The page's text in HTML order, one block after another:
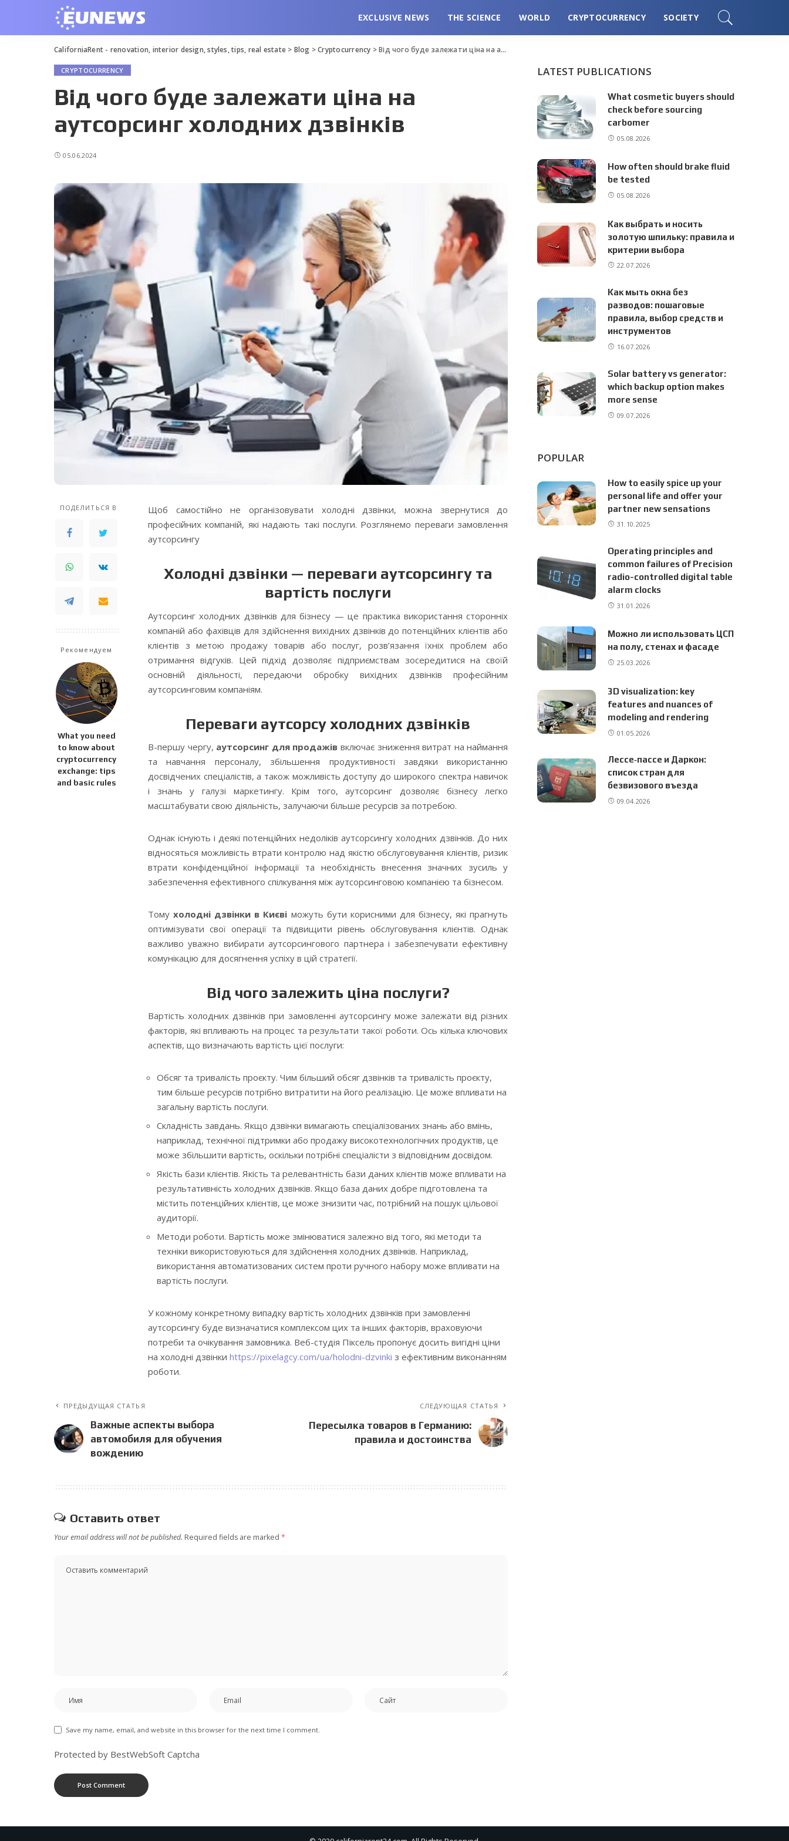
EXCLUSIVE NEWS THE SCIENCE WORLD CRYPTOCURRENCY SOCIETY
CaliforniaRent - renovation, interior design, styles, tips, real estate> Blog >Cryptocurrency >Від чого буде залежати ціна на аутсорсинг холодних дзвінків
CRYPTOCURRENCY
Від чого буде залежати ціна на
аутсорсинг холодних дзвінків
05.06.2024
ПОДЕЛИТЬСЯ В
Рекомендуем
What you need
to know about
cryptocurrency
exchange: tips
and basic rules
Щоб самостійно не організовувати холодні дзвінки, можна звернутися до
професійних компаній, які надають такі послуги. Розглянемо переваги замовлення
аутсорсингу
Холодні дзвінки — переваги аутсорсингу та
вартість послуги
Аутсорсинг холодних дзвінків для бізнесу — це практика використання сторонніх
компаній або фахівців для здійснення вихідних дзвінків до потенційних клієнтів або
клієнтів з метою продажу товарів або послуг, розв’язання їхніх проблем або
отримання відгуків. Цей підхід дозволяє підприємствам зосередитися на своїй
основній діяльності, передаючи обробку вихідних дзвінків професійним
аутсорсинговим компаніям.
Переваги аутсорсу холодних дзвінків
В-першу чергу, аутсорсинг для продажів включає зниження витрат на наймання
та навчання персоналу, збільшення продуктивності завдяки використанню
досвідчених спеціалістів, а також можливість доступу до широкого спектра навичок
і знань у галузі маркетингу. Крім того, аутсорсинг дозволяє бізнесу легко
масштабувати свою діяльність, залучаючи більше ресурсів за потребою.
Однак існують і деякі потенційних недоліків аутсорсингу холодних дзвінків. До них
відносяться можливість втрати контролю над якістю обслуговування клієнтів, ризик
втрати конфіденційної інформації та необхідність внесення значних зусиль у
забезпечення ефективного спілкування між аутсорсинговою компанією та бізнесом.
Томухолодні дзвінки в Києві можуть бути корисними для бізнесу, які прагнуть
оптимізувати свої операції та підвищити рівень обслуговування клієнтів. Однак
важливо уважно вибирати аутсорсингового партнера і забезпечувати ефективну
комунікацію для досягнення успіху в цій стратегії.
Від чого залежить ціна послуги?
Вартість холодних дзвінків при замовленні аутсорсингу може залежати від різних
факторів, які впливають на процес та результати такої роботи. Ось кілька ключових
аспектів, що визначають вартість цієї послуги:
Обсяг та тривалість проєкту. Чим більший обсяг дзвінків та тривалість проєкту,
тим більше ресурсів потрібно витратити на його реалізацію. Це може впливати на
загальну вартість послуги.
Складність завдань. Якщо дзвінки вимагають спеціалізованих знань або вмінь,
наприклад, технічної підтримки або продажу високотехнологічних продуктів, це
може збільшити вартість, оскільки потрібні спеціалісти з відповідним досвідом.
Якість бази клієнтів. Якість та релевантність бази даних клієнтів може впливати на
результативність холодних дзвінків. Якщо база даних добре підготовлена та
містить потенційних клієнтів, це може знизити час, потрібний на пошук цільової
аудиторії.
Методи роботи. Вартість може змінюватися залежно від того, які методи та
техніки використовуються для здійснення холодних дзвінків. Наприклад,
використання автоматизованих систем проти ручного набору може впливати на
вартість послуги.
У кожному конкретному випадку вартість холодних дзвінків при замовленні
аутсорсингу буде визначатися комплексом цих та інших факторів, враховуючи
потреби та очікування замовника. Веб-студія Піксель пропонує досить вигідні ціни
на холодні дзвінки https://pixelagcy.com/ua/holodni-dzvinki з ефективним виконанням
роботи.
ПРЕДЫДУЩАЯ СТАТЬЯ
Важные аспекты выбора
автомобиля для обучения
вождению
СЛЕДУЮЩАЯ СТАТЬЯ
Пересылка товаров в Германию:
правила и достоинства
Оставить ответ
Your email address will not be published. Required fields are marked *
Save my name, email, and website in this browser for the next time I comment.
Protected by BestWebSoft Captcha
LATEST PUBLICATIONS
What cosmetic buyers should
check before sourcing
carbomer
05.08.2026
How often should brake fluid
be tested
05.08.2026
Как выбрать и носить
золотую шпильку: правила и
критерии выбора
22.07.2026
Как мыть окна без
разводов: пошаговые
правила, выбор средств и
инструментов
16.07.2026
Solar battery vs generator:
which backup option makes
more sense
09.07.2026
POPULAR
How to easily spice up your
personal life and offer your
partner new sensations
31.10.2025
Operating principles and
common failures of Precision
radio-controlled digital table
alarm clocks
31.01.2026
Можно ли использовать ЦСП
на полу, стенах и фасаде
25.03.2026
3D visualization: key
features and nuances of
modeling and rendering
01.05.2026
Лессе‑пассе и Даркон:
список стран для
безвизового въезда
09.04.2026